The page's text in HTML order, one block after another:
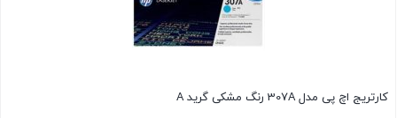
کارتریج اچ پی مدل 307A رنگ مشکی گرید A